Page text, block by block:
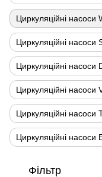
Циркуляційні насоси
Циркуляційні насоси
Циркуляційні насоси
Циркуляційні насоси
Циркуляційні насоси
Циркуляційні насоси
Фільтр